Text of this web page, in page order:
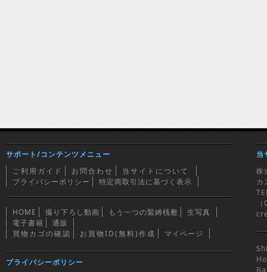
サポート/コンテンツメニュー
ご利用ガイド
お問合わせ
当サイトについて
プライバシーポリシー
特定商取引法に基づく表示
HOME 撮り下ろし動画 もう一つの緊縛桟敷
生写真
電子書籍
通販
買物カゴの確認
お買物ID(無料)作成 マイページ
プライバシーポリシー
当
株
カ